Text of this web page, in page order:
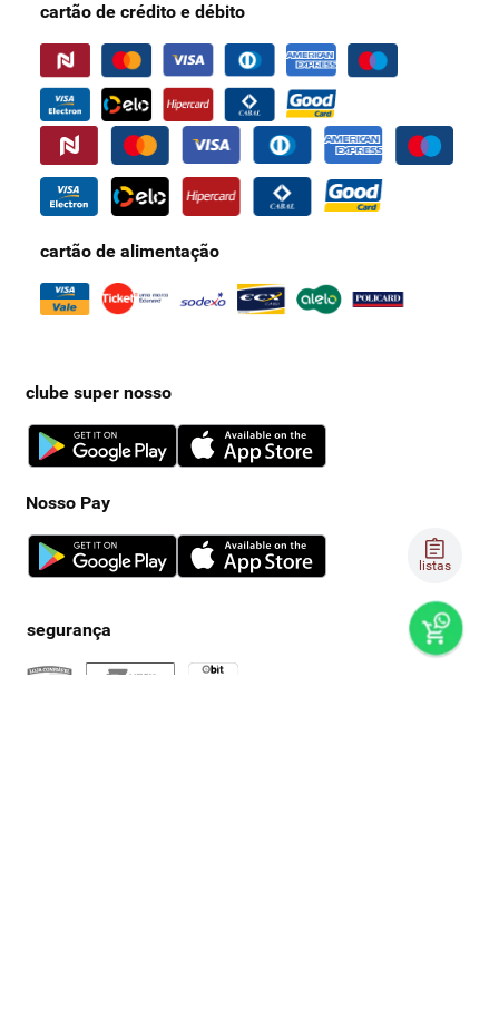
listas
cartão de crédito e débito
cartão de alimentação
clube super nosso
Nosso Pay